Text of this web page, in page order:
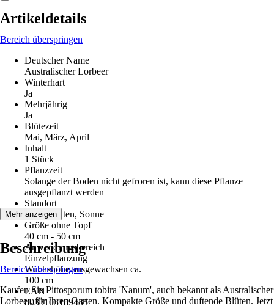
Artikeldetails
Bereich überspringen
Deutscher Name
Australischer Lorbeer
Winterhart
Ja
Mehrjährig
Ja
Blütezeit
Mai, März, April
Inhalt
1 Stück
Pflanzzeit
Solange der Boden nicht gefroren ist, kann diese Pflanze
ausgepflanzt werden
Standort
Halbschatten, Sonne
Größe ohne Topf
40 cm - 50 cm
Anwendungsbereich
Einzelpflanzung
Wuchshöhe ausgewachsen ca.
100 cm
EAN
8033103189435
Mehr anzeigen
Beschreibung
Bereich überspringen
Kaufen Sie Pittosporum tobira 'Nanum', auch bekannt als Australischer
Lorbeer, für Ihren Garten. Kompakte Größe und duftende Blüten. Jetzt